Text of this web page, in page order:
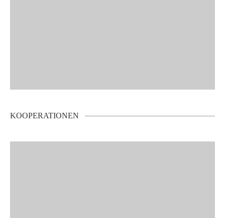
KOOPERATIONEN